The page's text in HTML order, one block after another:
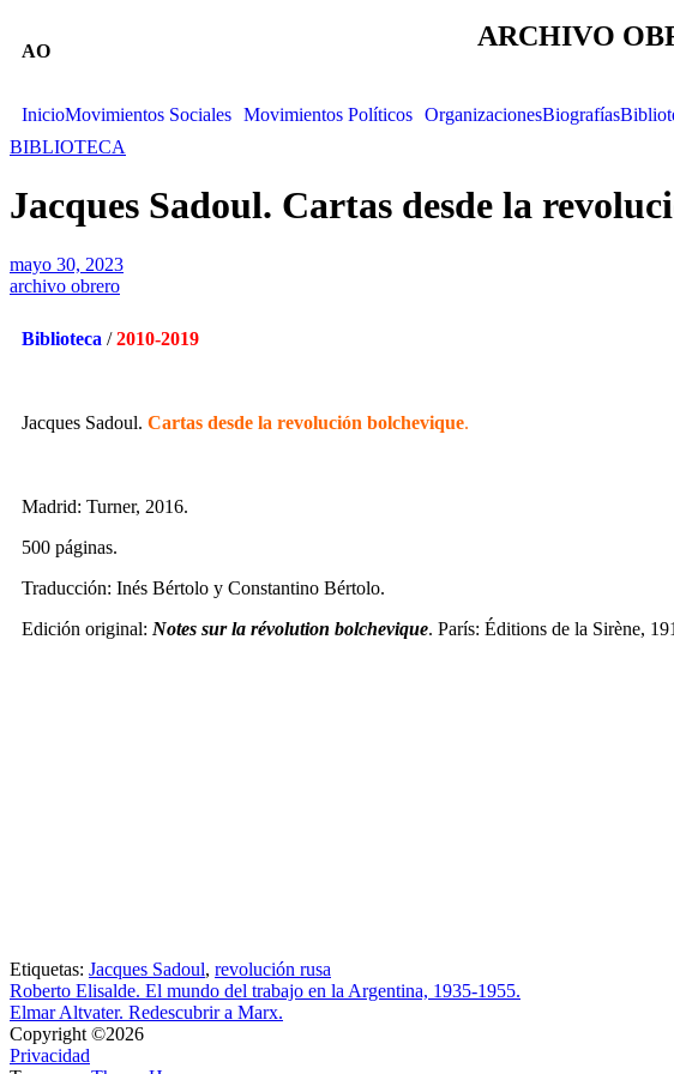
AO ARCHIVO
InicioMovimientos Sociales Movimientos Políticos OrganizacionesBiografías
BIBLIOTECA
Jacques Sadoul. Cartas desde la
mayo 30, 2023
archivo obrero
Biblioteca /2010-2019
Jacques Sadoul. Cartas desde la revolución bolchevique.
Madrid: Turner, 2016.
500 páginas.
Traducción: Inés Bértolo y Constantino Bértolo.
Edición original: Notes sur la révolution bolchevique. París: Éditions de la Sirène,
Etiquetas: Jacques Sadoul, revolución rusa
Roberto Elisalde. El mundo del trabajo en la Argentina, 1935-1955.
Elmar Altvater. Redescubrir a Marx.
Copyright ©2026
Privacidad